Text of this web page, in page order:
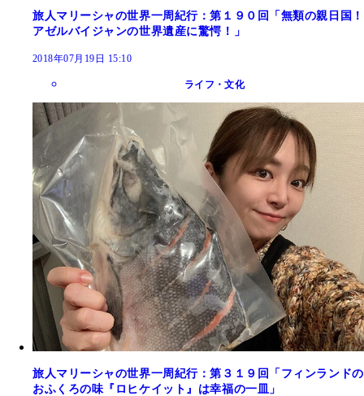
旅人マリーシャの世界一周紀行：第１９０回「無類の親日国！
アゼルバイジャンの世界遺産に驚愕！」
2018年07月19日 15:10
ライフ・文化
旅人マリーシャの世界一周紀行：第３１９回「フィンランドの
おふくろの味『ロヒケイット』は幸福の一皿」